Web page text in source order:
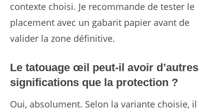
contexte choisi. Je recommande de tester le
placement avec un gabarit papier avant de
valider la zone définitive.
Le tatouage œil peut-il avoir d’autres
significations que la protection ?
Oui, absolument. Selon la variante choisie, il